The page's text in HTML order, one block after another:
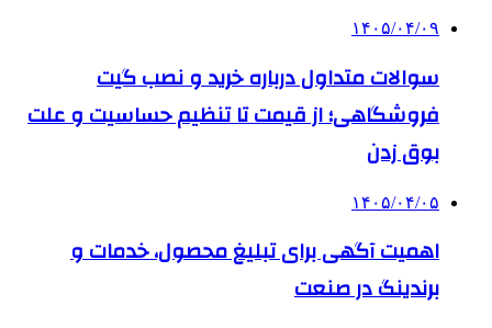
۱۴۰۵/۰۴/۰۹
سوالات متداول درباره خرید و نصب گیت
فروشگاهی؛ از قیمت تا تنظیم حساسیت و علت
بوق زدن
۱۴۰۵/۰۴/۰۵
اهمیت آگهی برای تبلیغ محصول، خدمات و
برندینگ در صنعت